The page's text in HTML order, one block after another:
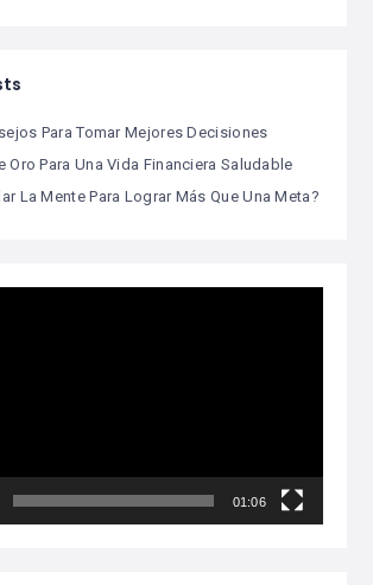
Para Tomar Mejores Decisiones
Oro Para Una Vida Financiera Saludable
La Mente Para Lograr Más Que Una Meta?
01:06